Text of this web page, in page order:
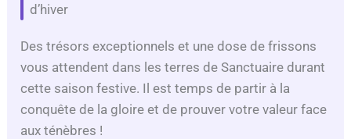
d’hiver
Des trésors exceptionnels et une dose de frissons
vous attendent dans les terres de Sanctuaire durant
cette saison festive. Il est temps de partir à la
conquête de la gloire et de prouver votre valeur face
aux ténèbres !